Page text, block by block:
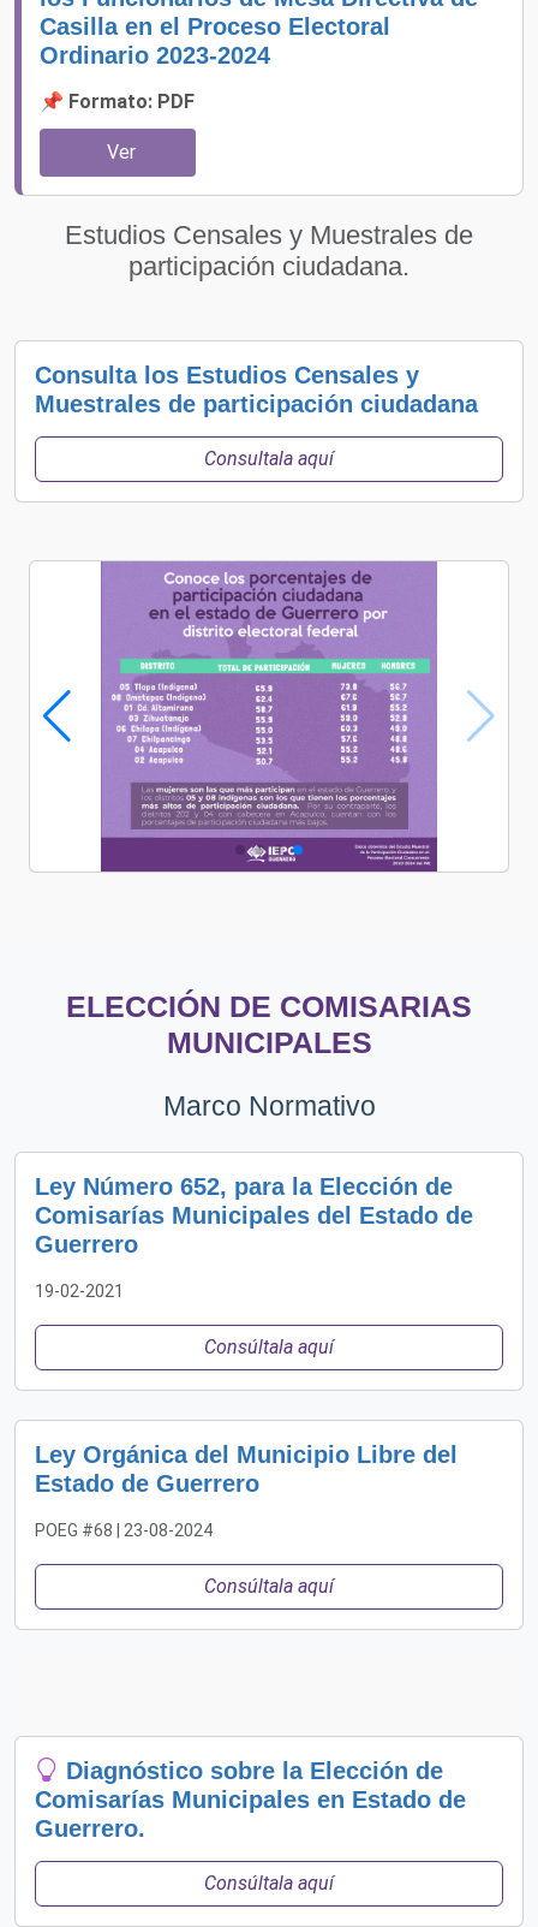
Casilla en el Proceso Electoral
Ordinario 2023-2024
📌 Formato: PDF
Ver
Estudios Censales y Muestrales de
participación ciudadana.
Consulta los Estudios Censales y
Muestrales de participación ciudadana
Consultala aquí
ELECCIÓN DE COMISARIAS
MUNICIPALES
Marco Normativo
Ley Número 652, para la Elección de
Comisarías Municipales del Estado de
Guerrero
19-02-2021
Consúltala aquí
Ley Orgánica del Municipio Libre del
Estado de Guerrero
POEG #68 | 23-08-2024
Consúltala aquí
Diagnóstico sobre la Elección de
Comisarías Municipales en Estado de
Guerrero.
Consúltala aquí